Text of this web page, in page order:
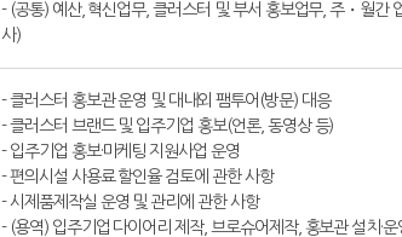
- (공통) 예산, 혁신업무, 클러스터 및 부서 홍보업무, 주・월간
사)
- 클러스터 홍보관 운영 및 대내외 팸투어(방문) 대응
- 클러스터 브랜드 및 입주기업 홍보(언론, 동영상 등)
- 입주기업 홍보·마케팅 지원사업 운영
- 편의시설 사용료 할인율 검토에 관한 사항
- 시제품제작실 운영 및 관리에 관한 사항
- (용역) 입주기업 다이어리 제작, 브로슈어제작, 홍보관 설치·